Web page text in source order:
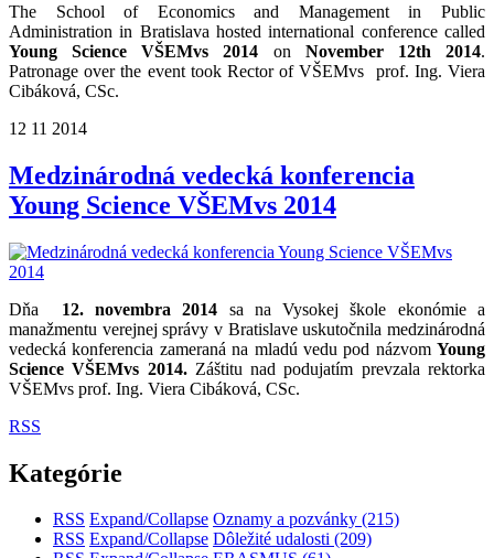
The School of Economics and Management in Public
Administration in Bratislava hosted international conference called
Young Science VŠEMvs 2014 on November 12th 2014.
Patronage over the event took Rector of VŠEMvs prof. Ing. Viera
Cibáková, CSc.
12 11 2014
Medzinárodná vedecká konferencia
Young Science VŠEMvs 2014
Dňa 12. novembra 2014 sa na Vysokej škole ekonómie a
manažmentu verejnej správy v Bratislave uskutočnila medzinárodná
vedecká konferencia zameraná na mladú vedu pod názvom Young
Science VŠEMvs 2014.Záštitu nad podujatím prevzala rektorka
VŠEMvs prof. Ing. Viera Cibáková, CSc.
RSS
Kategórie
RSS Expand/Collapse Oznamy a pozvánky (215)
RSS Expand/Collapse Dôležité udalosti (209)